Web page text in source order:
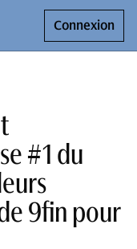
Connexion
#1 du
9fin pour